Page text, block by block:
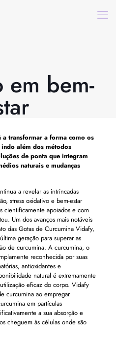
em bem-
transformar a forma como os
além dos métodos
de ponta que integram
naturais e mudanças
a revelar as intrincadas
stress oxidativo e bem-estar
cientificamente apoiados e com
Um dos avanços mais notáveis
das Gotas de Curcumina Vidafy,
geração para superar as
de curcumina. A curcumina, o
reconhecida por suas
antioxidantes e
natural é extremamente
eficaz do corpo. Vidafy
curcumina ao empregar
em partículas
a sua absorção e
cheguem às células onde são